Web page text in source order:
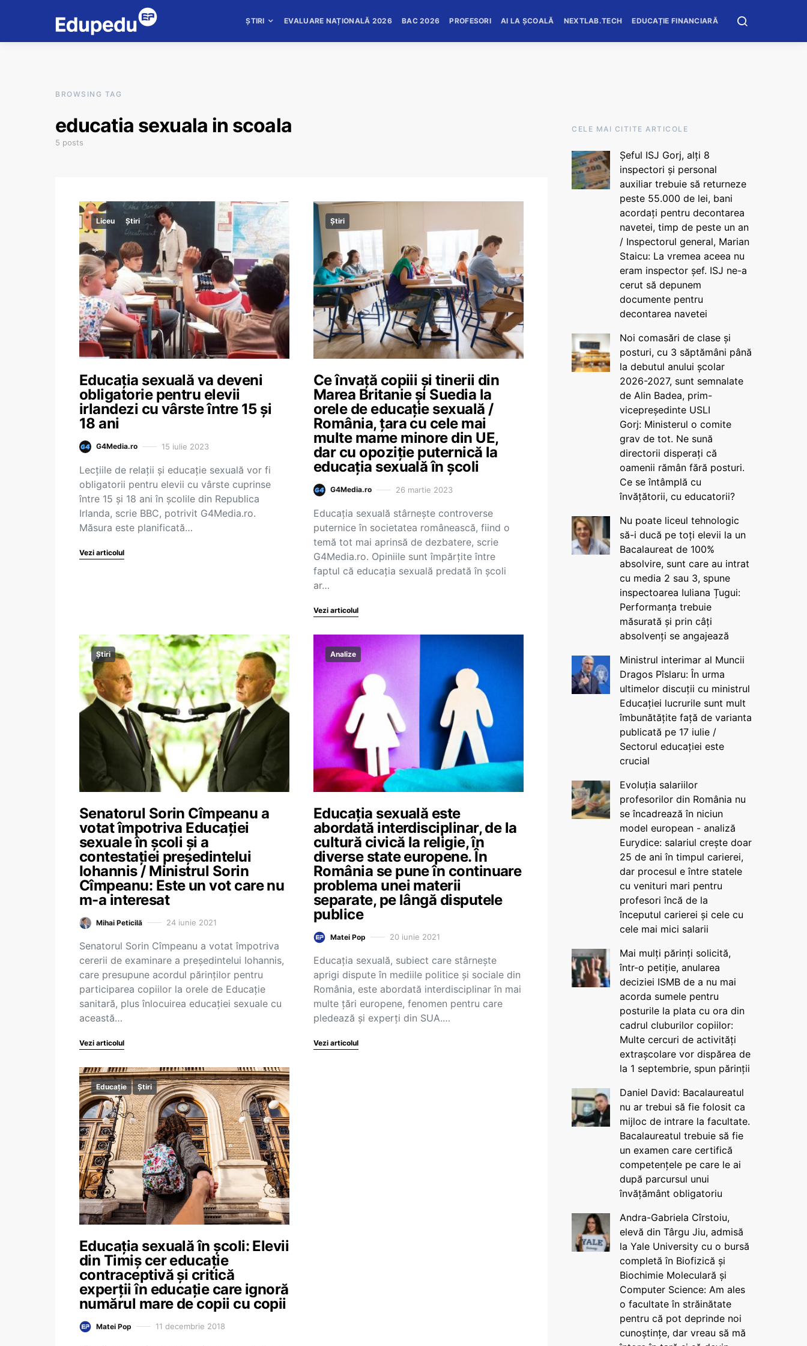
ȘTIRI EVALUARE NAȚIONALĂ 2026 BAC 2026 PROFESORI AI LA ȘCOALĂ NEXTLAB.TECH EDUCAȚIE FINANCIARĂ
BROWSING TAG
educatia sexuala in scoala
5 posts
Liceu Știri
Educația sexuală va deveni
obligatorie pentru elevii
irlandezi cu vârste între 15 și
18 ani
G4Media.ro 15 iulie 2023
Lecțiile de relații și educație sexuală vor fi
obligatorii pentru elevii cu vârste cuprinse
între 15 și 18 ani în școlile din Republica
Irlanda, scrie BBC, potrivit G4Media.ro.
Măsura este planificată…
Vezi articolul
Știri
Ce învață copiii și tinerii din
Marea Britanie și Suedia la
orele de educație sexuală /
România, țara cu cele mai
multe mame minore din UE,
dar cu opoziție puternică la
educația sexuală în școli
G4Media.ro 26 martie 2023
Educația sexuală stârnește controverse
puternice în societatea românească, fiind o
temă tot mai aprinsă de dezbatere, scrie
G4Media.ro. Opiniile sunt împărțite între
faptul că educația sexuală predată în școli
ar…
Vezi articolul
Știri
Senatorul Sorin Cîmpeanu a
votat împotriva Educației
sexuale în școli și a
contestației președintelui
Iohannis / Ministrul Sorin
Cîmpeanu: Este un vot care nu
m-a interesat
Mihai Peticilă 24 iunie 2021
Senatorul Sorin Cîmpeanu a votat împotriva
cererii de examinare a președintelui Iohannis,
care presupune acordul părinților pentru
participarea copiilor la orele de Educație
sanitară, plus înlocuirea educației sexuale cu
această…
Vezi articolul
Analize
Educația sexuală este
abordată interdisciplinar, de la
cultură civică la religie, în
diverse state europene. În
România se pune în continuare
problema unei materii
separate, pe lângă disputele
publice
Matei Pop 20 iunie 2021
Educația sexuală, subiect care stârnește
aprigi dispute în mediile politice și sociale din
România, este abordată interdisciplinar în mai
multe țări europene, fenomen pentru care
pledează și experți din SUA.…
Vezi articolul
Educație Știri
Educația sexuală în școli: Elevii
din Timiș cer educație
contraceptivă și critică
experții în educație care ignoră
numărul mare de copii cu copii
Matei Pop 11 decembrie 2018
CELE MAI CITITE ARTICOLE
Șeful ISJ Gorj, alți 8
inspectori și personal
auxiliar trebuie să returneze
peste 55.000 de lei, bani
acordați pentru decontarea
navetei, timp de peste un an
/ Inspectorul general, Marian
Staicu: La vremea aceea nu
eram inspector șef. ISJ ne-a
cerut să depunem
documente pentru
decontarea navetei
Noi comasări de clase și
posturi, cu 3 săptămâni până
la debutul anului școlar
2026-2027, sunt semnalate
de Alin Badea, prim-
vicepreședinte USLI
Gorj: Ministerul o comite
grav de tot. Ne sună
directorii disperați că
oamenii rămân fără posturi.
Ce se întâmplă cu
învățătorii, cu educatorii?
Nu poate liceul tehnologic
să-i ducă pe toți elevii la un
Bacalaureat de 100%
absolvire, sunt care au intrat
cu media 2 sau 3, spune
inspectoarea Iuliana Țugui:
Performanța trebuie
măsurată și prin câți
absolvenți se angajează
Ministrul interimar al Muncii
Dragos Pîslaru: În urma
ultimelor discuții cu ministrul
Educației lucrurile sunt mult
îmbunătățite față de varianta
publicată pe 17 iulie /
Sectorul educației este
crucial
Evoluția salariilor
profesorilor din România nu
se încadrează în niciun
model european - analiză
Eurydice: salariul crește doar
25 de ani în timpul carierei,
dar procesul e între statele
cu venituri mari pentru
profesori încă de la
începutul carierei și cele cu
cele mai mici salarii
Mai mulți părinți solicită,
într-o petiție, anularea
deciziei ISMB de a nu mai
acorda sumele pentru
posturile la plata cu ora din
cadrul cluburilor copiilor:
Multe cercuri de activități
extrașcolare vor dispărea de
la 1 septembrie, spun părinții
Daniel David: Bacalaureatul
nu ar trebui să fie folosit ca
mijloc de intrare la facultate.
Bacalaureatul trebuie să fie
un examen care certifică
competențele pe care le ai
după parcursul unui
învățământ obligatoriu
Andra-Gabriela Cîrstoiu,
elevă din Târgu Jiu, admisă
la Yale University cu o bursă
completă în Biofizică și
Biochimie Moleculară și
Computer Science: Am ales
o facultate în străinătate
pentru că pot deprinde noi
cunoștințe, dar vreau să mă